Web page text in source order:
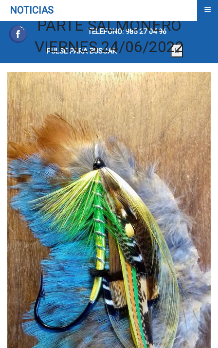
TELÉFONO: 985 27 04 96
PULSE PARA BUSCAR
PARTE SALMONERO
VIERNES 24/06/2022
NOTICIAS ≡